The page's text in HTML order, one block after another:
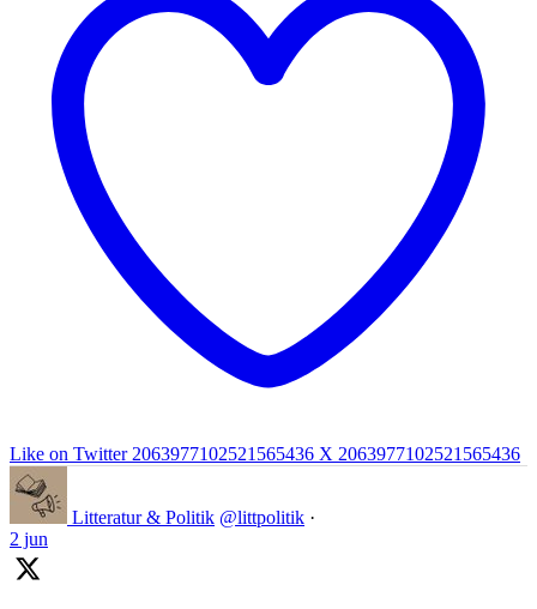
Like on Twitter 2063977102521565436 X 2063977102521565436
Litteratur & Politik @littpolitik ·
2 jun